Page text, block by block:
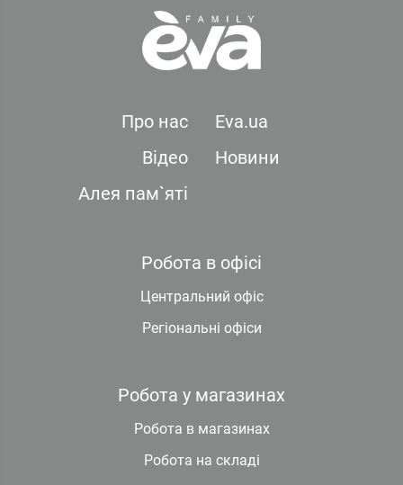
Про нас
Eva.ua
Відео
Новини
Алея пам`яті
Робота в офісі
Центральний офіс
Регіональні офіси
Робота у магазинах
Робота в магазинах
Робота на складі